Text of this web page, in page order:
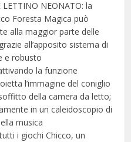
LETTINO NEONATO: la
Foresta Magica può
alla maggior parte delle
all’apposito sistema di
e robusto
la funzione
l’immagine del coniglio
della camera da letto;
in un caleidoscopio di
musica
i giochi Chicco, un